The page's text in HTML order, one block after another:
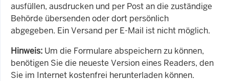
ausfüllen, ausdrucken und per Post an die zuständige
Behörde übersenden oder dort persönlich
abgegeben. Ein Versand per E-Mail ist nicht möglich.
Hinweis: Um die Formulare abspeichern zu können,
benötigen Sie die neueste Version eines Readers, den
Sie im Internet kostenfrei herunterladen können.